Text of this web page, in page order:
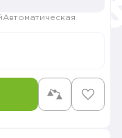
Автоматическая